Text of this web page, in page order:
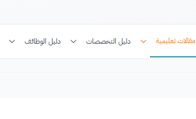
مقالات تعليمية دليل التخصصات دليل الوظائف